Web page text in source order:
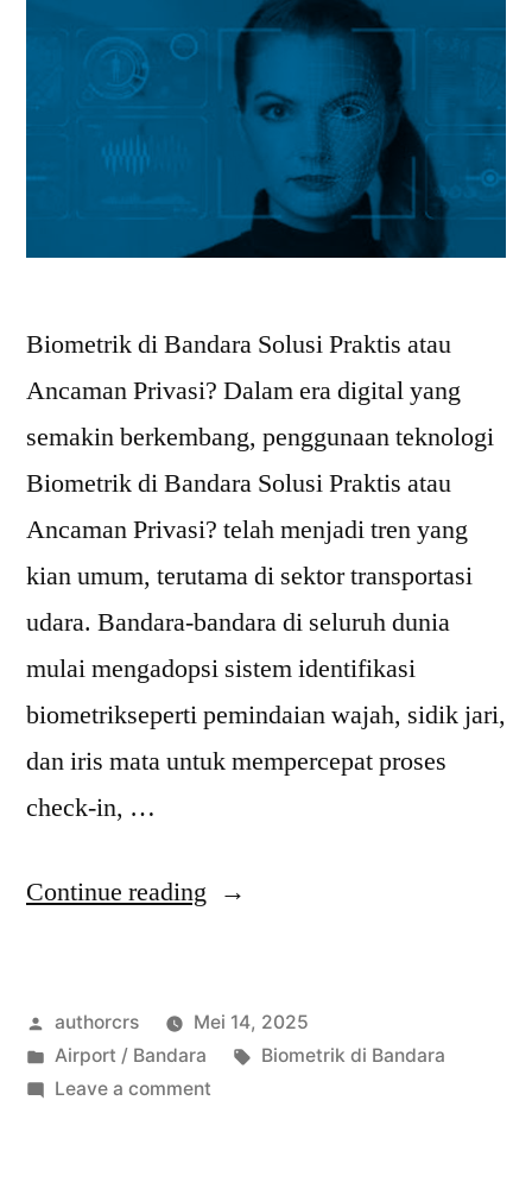
Biometrik di Bandara Solusi Praktis atau
Ancaman Privasi? Dalam era digital yang
semakin berkembang, penggunaan teknologi
Biometrik di Bandara Solusi Praktis atau
Ancaman Privasi? telah menjadi tren yang
kian umum, terutama di sektor transportasi
udara. Bandara-bandara di seluruh dunia
mulai mengadopsi sistem identifikasi
biometrikseperti pemindaian wajah, sidik jari,
dan iris mata untuk mempercepat proses
check-in, …
Continue reading “Biometrik
Solusi
Praktis
Posted
by
authorcrs
Mei 14, 2025
Posted
in
Airport / Bandara Tags:
Biometrik di Bandara
Leave a commenton